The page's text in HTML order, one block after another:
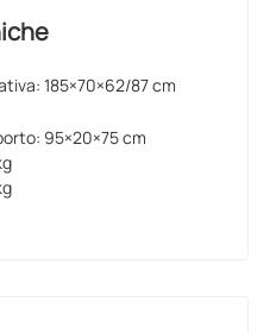
185×70×62/87 cm
95×20×75 cm